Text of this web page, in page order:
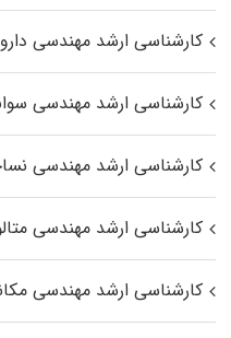
کارشناسی ارشد مهندسی
کارشناسی ارشد مهندسی
کارشناسی ارشد مهندسی
کارشناسی ارشد مهندسی
کارشناسی ارشد مهندسی